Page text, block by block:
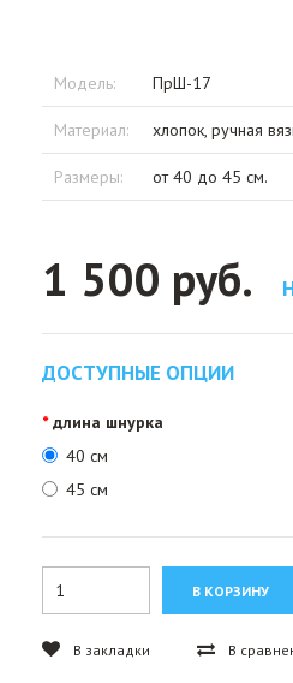
Модель: ПрШ-17
Материал: хлопок, ручная
Размеры: от 40 до 45 см.
1 500 руб.
ДОСТУПНЫЕ ОПЦИИ
длина шнурка
40 см
45 см
В закладки В